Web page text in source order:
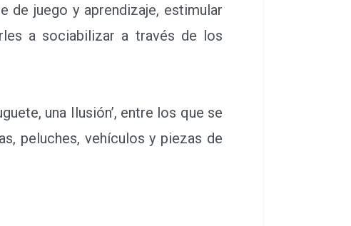
juego y aprendizaje, estimular
a sociabilizar a través de los
una Ilusión’, entre los que se
peluches, vehículos y piezas de